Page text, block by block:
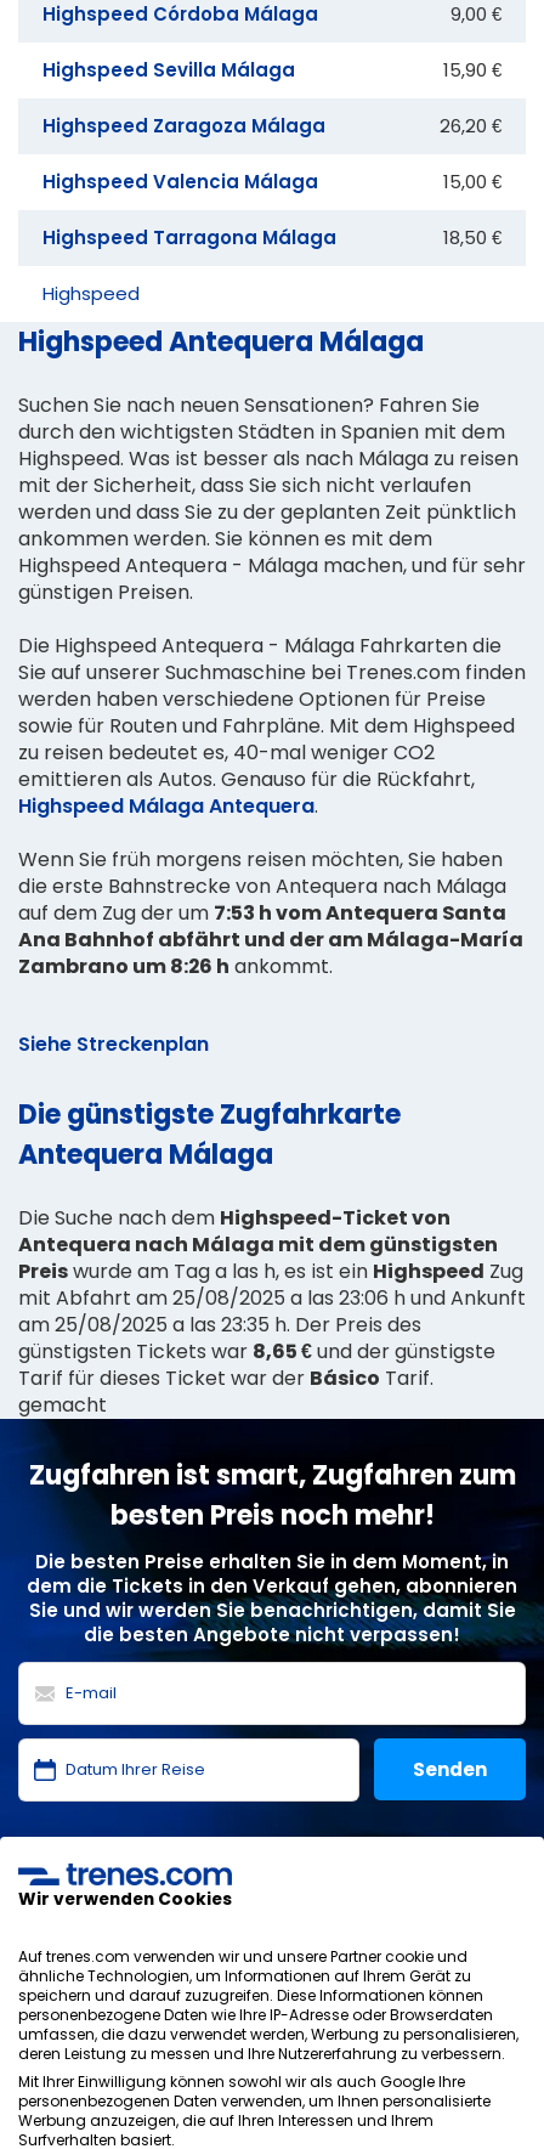
Highspeed Córdoba Málaga 9,00 €
Highspeed Sevilla Málaga 15,90 €
Highspeed Zaragoza Málaga 26,20 €
Highspeed Valencia Málaga 15,00 €
Highspeed Tarragona Málaga 18,50 €
Highspeed
Highspeed Antequera Málaga
Suchen Sie nach neuen Sensationen? Fahren Sie
durch den wichtigsten Städten in Spanien mit dem
Highspeed. Was ist besser als nach Málaga zu reisen
mit der Sicherheit, dass Sie sich nicht verlaufen
werden und dass Sie zu der geplanten Zeit pünktlich
ankommen werden. Sie können es mit dem
Highspeed Antequera - Málaga machen, und für sehr
günstigen Preisen.
Die Highspeed Antequera - Málaga Fahrkarten die
Sie auf unserer Suchmaschine bei Trenes.com finden
werden haben verschiedene Optionen für Preise
sowie für Routen und Fahrpläne. Mit dem Highspeed
zu reisen bedeutet es, 40-mal weniger CO2
emittieren als Autos. Genauso für die Rückfahrt,
Highspeed Málaga Antequera.
Wenn Sie früh morgens reisen möchten, Sie haben
die erste Bahnstrecke von Antequera nach Málaga
auf dem Zug der um 7:53 h vom Antequera Santa
Ana Bahnhof abfährt und der am Málaga-María
Zambrano um 8:26 h ankommt.
Siehe Streckenplan
Die günstigste Zugfahrkarte
Antequera Málaga
Die Suche nach dem Highspeed-Ticket von
Antequera nach Málaga mit dem günstigsten
Preiswurde am Tag a las h, es ist ein Highspeed Zug
mit Abfahrt am 25/08/2025 a las 23:06 h und Ankunft
am 25/08/2025 a las 23:35 h. Der Preis des
günstigsten Tickets war 8,65 €und der günstigste
Tarif für dieses Ticket war der Básico Tarif.
gemacht
Zugfahren ist smart, Zugfahren zum
besten Preis noch mehr!
Die besten Preise erhalten Sie in dem Moment, in
dem die Tickets in den Verkauf gehen, abonnieren
Sie und wir werden Sie benachrichtigen, damit Sie
die besten Angebote nicht verpassen!
allgemeinen Bedingungen
gelesen und akzeptiere sie.
Datenschutzrichtlinie
AGB
Cookie-Richtlinie
Sicherheitsrichtlinie
Impressum
Wir verwenden Cookies
Auf trenes.com verwenden wir und unsere Partner cookie und
ähnliche Technologien, um Informationen auf Ihrem Gerät zu
speichern und darauf zuzugreifen. Diese Informationen können
personenbezogene Daten wie Ihre IP-Adresse oder Browserdaten
umfassen, die dazu verwendet werden, Werbung zu personalisieren,
deren Leistung zu messen und Ihre Nutzererfahrung zu verbessern.
Mit Ihrer Einwilligung können sowohl wir als auch Google Ihre
personenbezogenen Daten verwenden, um Ihnen personalisierte
Werbung anzuzeigen, die auf Ihren Interessen und Ihrem
Surfverhalten basiert.